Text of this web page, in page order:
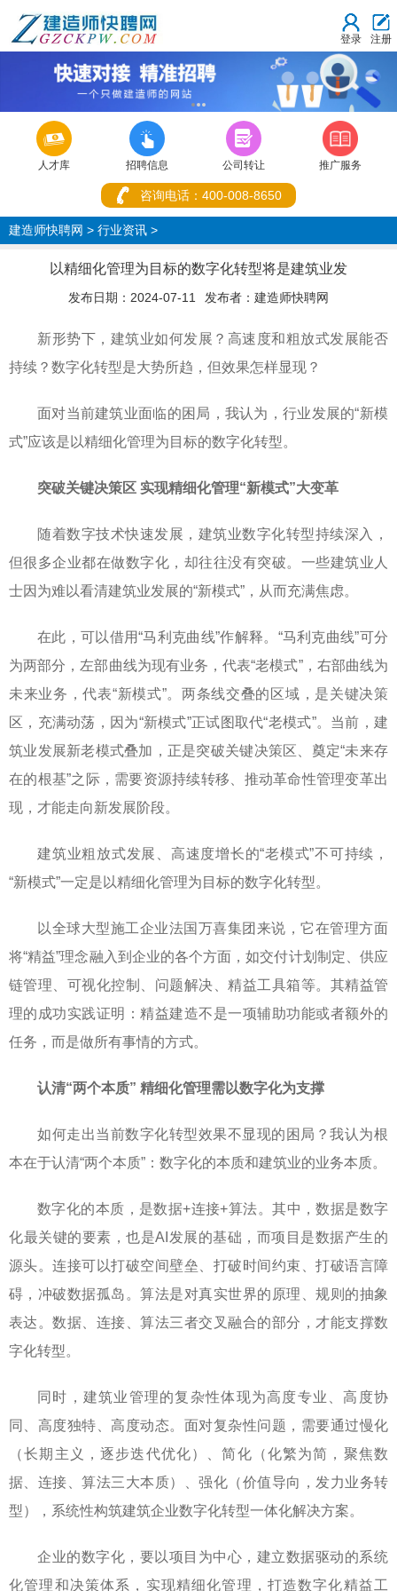
登录 注册
123

人才库

招聘信息

公司转让 推广服务
咨询电话：400-008-8650
建造师快聘网 > 行业资讯 >
以精细化管理为目标的数字化转型将是建筑业发
发布日期：2024-07-11 发布者： 建造师快聘网
新形势下，建筑业如何发展？高速度和粗放式发展能否
持续？数字化转型是大势所趋，但效果怎样显现？
面对当前建筑业面临的困局，我认为，行业发展的“新模
式”应该是以精细化管理为目标的数字化转型。
突破关键决策区 实现精细化管理“新模式”大变革
随着数字技术快速发展，建筑业数字化转型持续深入，
但很多企业都在做数字化，却往往没有突破。一些建筑业人
士因为难以看清建筑业发展的“新模式”，从而充满焦虑。
在此，可以借用“马利克曲线”作解释。“马利克曲线”可分
为两部分，左部曲线为现有业务，代表“老模式”，右部曲线为
未来业务，代表“新模式”。两条线交叠的区域，是关键决策
区，充满动荡，因为“新模式”正试图取代“老模式”。当前，建
筑业发展新老模式叠加，正是突破关键决策区、奠定“未来存
在的根基”之际，需要资源持续转移、推动革命性管理变革出
现，才能走向新发展阶段。
建筑业粗放式发展、高速度增长的“老模式”不可持续，
“新模式”一定是以精细化管理为目标的数字化转型。
以全球大型施工企业法国万喜集团来说，它在管理方面
将“精益”理念融入到企业的各个方面，如交付计划制定、供应
链管理、可视化控制、问题解决、精益工具箱等。其精益管
理的成功实践证明：精益建造不是一项辅助功能或者额外的
任务，而是做所有事情的方式。
认清“两个本质” 精细化管理需以数字化为支撑
如何走出当前数字化转型效果不显现的困局？我认为根
本在于认清“两个本质”：数字化的本质和建筑业的业务本质。
数字化的本质，是数据+连接+算法。其中，数据是数字
化最关键的要素，也是AI发展的基础，而项目是数据产生的
源头。连接可以打破空间壁垒、打破时间约束、打破语言障
碍，冲破数据孤岛。算法是对真实世界的原理、规则的抽象
表达。数据、连接、算法三者交叉融合的部分，才能支撑数
字化转型。
同时，建筑业管理的复杂性体现为高度专业、高度协
同、高度独特、高度动态。面对复杂性问题，需要通过慢化
（长期主义，逐步迭代优化）、简化（化繁为简，聚焦数
据、连接、算法三大本质）、强化（价值导向，发力业务转
型），系统性构筑建筑企业数字化转型一体化解决方案。
企业的数字化，要以项目为中心，建立数据驱动的系统
化管理和决策体系，实现精细化管理，打造数字化精益工